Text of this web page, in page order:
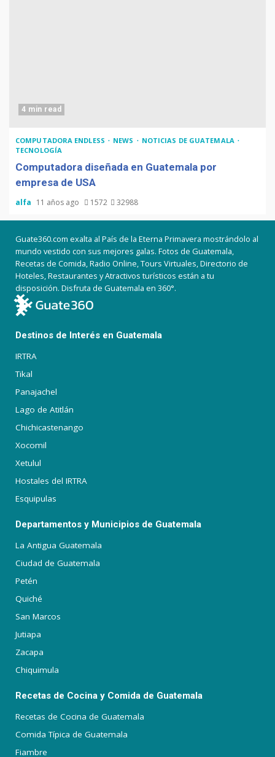
4 min read
COMPUTADORA ENDLESS NEWS
NOTICIAS DE GUATEMALA
TECNOLOGÍA
Computadora diseñada en Guatemala por
empresa de USA
alfa 11 años ago 1572 32988
Guate360.com exalta al País de la Eterna Primavera mostrándolo al
mundo vestido con sus mejores galas. Fotos de Guatemala,
Recetas de Comida, Radio Online, Tours Virtuales, Directorio de
Hoteles, Restaurantes y Atractivos turísticos están a tu
disposición. Disfruta de Guatemala en 360°.
Destinos de Interés en Guatemala
IRTRA
Tikal
Panajachel
Lago de Atitlán
Chichicastenango
Xocomil
Xetulul
Hostales del IRTRA
Esquipulas
Departamentos y Municipios de Guatemala
La Antigua Guatemala
Ciudad de Guatemala
Petén
Quiché
San Marcos
Jutiapa
Zacapa
Chiquimula
Recetas de Cocina y Comida de Guatemala
Recetas de Cocina de Guatemala
Comida Típica de Guatemala
Fiambre